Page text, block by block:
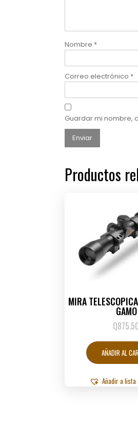
Nombre *
Correo electrónico *
Guardar mi nombre,
Productos
MIRA
GAMO
Q
AÑADIR AL
Añadir a lista